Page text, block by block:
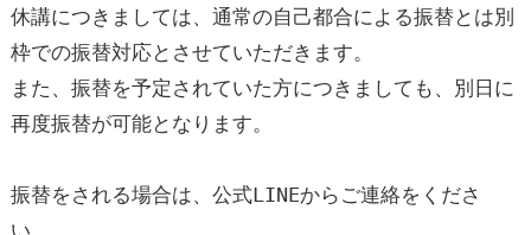
山形みはらし校
千葉県
浦安校 新浦安校
市川コルトンプラザ校
成田校
千葉殿山校
流山おおたかの森校
新船橋校
横浜校 新横浜校
川崎駅前校
休講につきましては、通常の自己都合による振替とは別
枠での振替対応とさせていただきます。
また、振替を予定されていた方につきましても、別日に
再度振替が可能となります。
振替をされる場合は、公式LINEからご連絡をくださ
い。